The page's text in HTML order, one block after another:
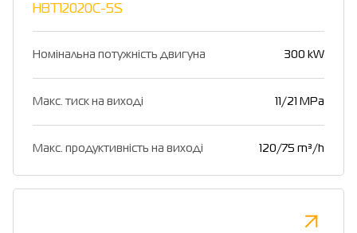
HBT12020C-5S
Номінальна потужність двигуна 300 kW
Макс. тиск на виході 11/21 MPa
Макс. продуктивність на виході 120/75 m³/h